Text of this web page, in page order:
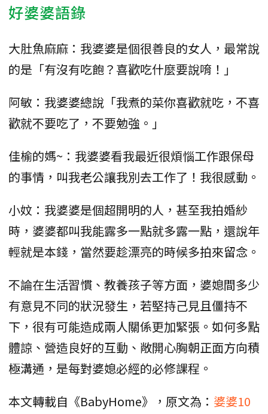
好婆婆語錄
大肚魚麻麻：我婆婆是個很善良的女人，最常說
的是「有沒有吃飽？喜歡吃什麼要說唷！」
阿敏：我婆婆總說「我煮的菜你喜歡就吃，不喜
歡就不要吃了，不要勉強。」
佳榆的媽~：我婆婆看我最近很煩惱工作跟保母
的事情，叫我老公讓我別去工作了！我很感動。
小妏：我婆婆是個超開明的人，甚至我拍婚紗
時，婆婆都叫我能露多一點就多露一點，還說年
輕就是本錢，當然要趁漂亮的時候多拍來留念。
不論在生活習慣、教養孩子等方面，婆媳間多少
有意見不同的狀況發生，若堅持己見且僵持不
下，很有可能造成兩人關係更加緊張。如何多點
體諒、營造良好的互動、敞開心胸朝正面方向積
極溝通，是每對婆媳必經的必修課程。
本文轉載自《BabyHome》，原文為： 婆婆10